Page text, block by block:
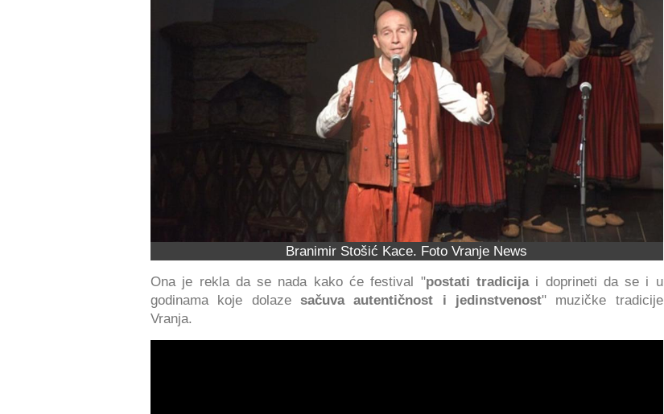
Branimir Stošić Kace. Foto Vranje News
Ona je rekla da se nada kako će festival "postati tradicijai doprineti da se i u
godinama koje dolaze sačuva autentičnost i jedinstvenost" muzičke tradicije
Vranja.